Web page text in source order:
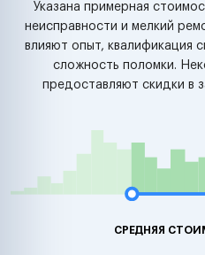
Указана примерная
неисправности и мелкий
влияют опыт, квалификация
сложность поломки.
предоставляют скидки в
СРЕДНЯЯ